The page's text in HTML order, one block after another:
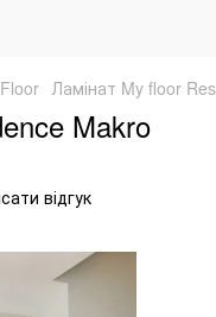
Ламінат My floor
Makro
відгук